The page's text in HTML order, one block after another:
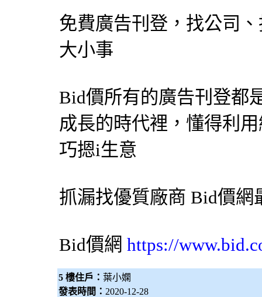
免費廣告刊登，找公司
大小事
Bid價所有的廣告刊登都
成長的時代裡，懂得利
巧摁i生意
抓漏找優質廠商 Bid價網
Bid價網 https://
5 樓住戶： 葉小嫻
發表時間： 2020-12-28